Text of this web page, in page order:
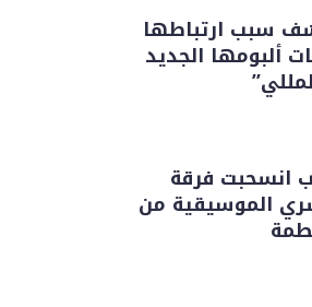
سبب ارتباطها
ألبومها الجديد
انسحبت فرقة
الموسيقية من